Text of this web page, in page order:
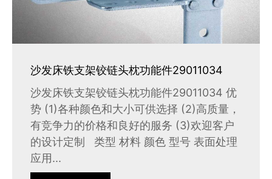
沙发床铁支架铰链头枕功能件29011034
沙发床铁支架铰链头枕功能件29011034 优
势 (1)各种颜色和大小可供选择 (2)高质量，
有竞争力的价格和良好的服务 (3)欢迎客户
的设计定制 类型 材料 颜色 型号 表面处理
应用...